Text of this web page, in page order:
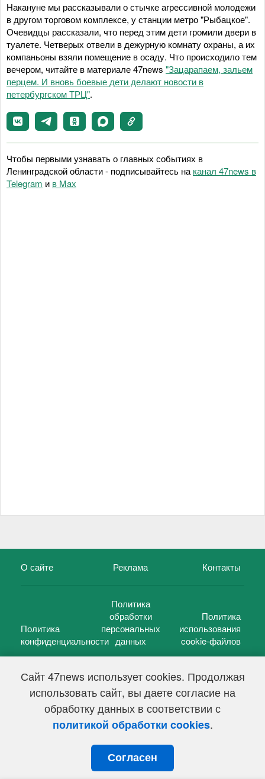
Сайт 47news использует cookies. Продолжая
использовать сайт, вы даете согласие на
обработку данных в соответствии с
политикой обработки cookies.
Согласен
Накануне мы рассказывали о стычке агрессивной молодежи
в другом торговом комплексе, у станции метро "Рыбацкое".
Очевидцы рассказали, что перед этим дети громили двери в
туалете. Четверых отвели в дежурную комнату охраны, а их
компаньоны взяли помещение в осаду. Что происходило тем
вечером, читайте в материале 47news "Зацарапаем, зальем
перцем. И вновь боевые дети делают новости в
петербургском ТРЦ".
Чтобы первыми узнавать о главных событиях в
Ленинградской области - подписывайтесь наканал 47news в
Telegram и в Maх
О сайте Реклама Контакты
Политика
конфиденциальности
Политика
обработки
персональных
данных
Политика
использования
cookie-файлов
47 новостей (47 news)2005 — 2026 г.
Свидетельство о регистрации СМИ Эл № ФС 77-39848, выдано
Федеральной службой по надзору в сфере связи,
информационных технологий и массовых коммуникаций